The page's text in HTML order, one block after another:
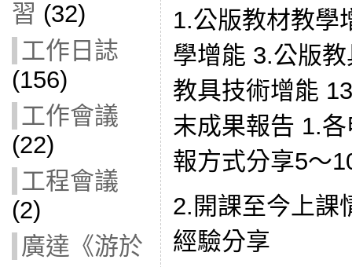
習 (32)
工作日誌
(156)
工作會議
(22)
工程會議
(2)
廣達《游於
1.公版教材教學
學增能 3.公版
教具技術增能
末成果報告 1.
報方式分享5～
2.開課至今上課
經驗分享